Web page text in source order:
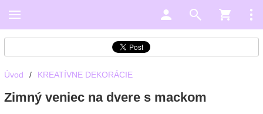
Úvod / KREATÍVNE DEKORÁCIE
Zimný veniec na dvere s mackom